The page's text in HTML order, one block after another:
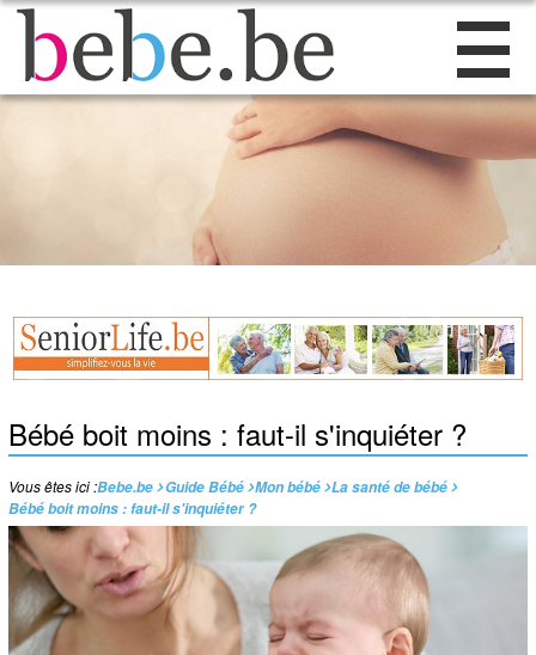
Bébé boit moins : faut-il s'inquiéter ?
Vous êtes ici :Bebe.be Guide Bébé Mon bébé La santé de bébé
Bébé boit moins : faut-il s'inquiéter ?